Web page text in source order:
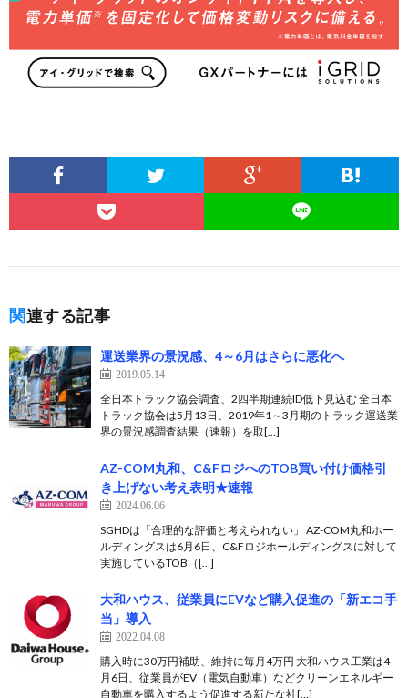
関連する記事
運送業界の景況感、4～6月はさらに悪化へ
2019.05.14
全日本トラック協会調査、2四半期連続ID低下見込む 全日本
トラック協会は5月13日、2019年1～3月期のトラック運送業
界の景況感調査結果（速報）を取[…]
AZ-COM丸和、C&FロジへのTOB買い付け価格引
き上げない考え表明★速報
2024.06.06
SGHDは「合理的な評価と考えられない」 AZ-COM丸和ホー
ルディングスは6月6日、C&Fロジホールディングスに対して
実施しているTOB（[…]
大和ハウス、従業員にEVなど購入促進の「新エコ手
当」導入
2022.04.08
購入時に30万円補助、維持に毎月4万円 大和ハウス工業は4
月6日、従業員がEV（電気自動車）などクリーンエネルギー
自動車を購入するよう促進する新たな社[…]